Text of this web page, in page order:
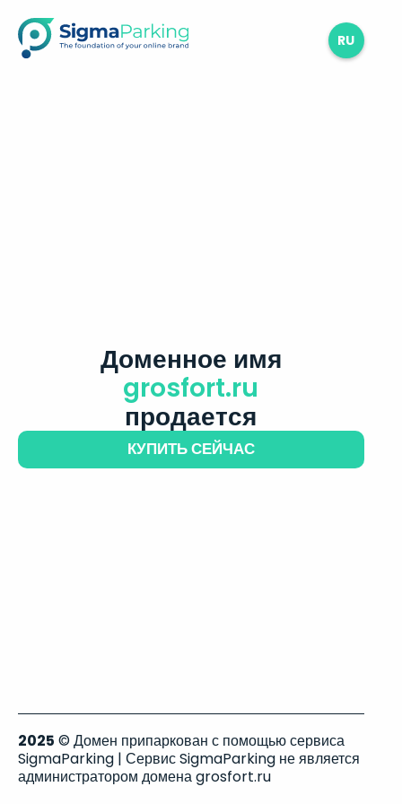
RU
Доменное имя
grosfort.ru
продается
КУПИТЬ СЕЙЧАС
2025 © Домен припаркован с помощью сервиса
SigmaParking | Сервис SigmaParking не является
администратором домена grosfort.ru